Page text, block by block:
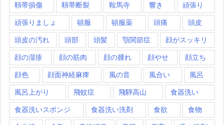
靱帯損傷 靱帯断裂 鞍馬寺 響き 頑張り
頑張りましょ 頓服 頓服薬 頭痛 頭皮
頭皮の汚れ 頭部 頭髪 顎関節症 顔がスッキリ
顔の湿疹 顔の筋肉 顔の腫れ 顔やせ 顔立ち
顔色 顔面神経麻痺 風の音 風合い 風呂
風呂上がり 飛蚊症 飛騨高山 食器洗い
食器洗いスポンジ 食器洗い洗剤 食欲 食物